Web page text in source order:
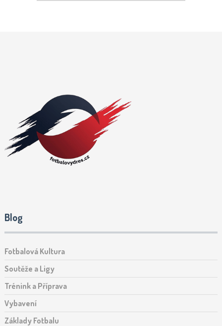
Blog
Fotbalová Kultura
Soutěže a Ligy
Trénink a Příprava
Vybavení
Základy Fotbalu